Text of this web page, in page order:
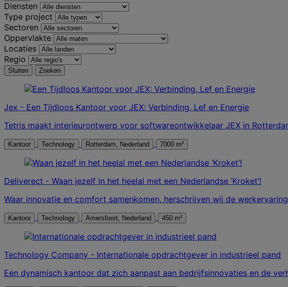
Diensten
Type project
Sectoren
Oppervlakte
Locaties
Regio
Sluiten Zoeken
Jex - Een Tijdloos Kantoor voor JEX: Verbinding, Lef en Energie
Tetris maakt interieurontwerp voor softwareontwikkelaar JEX in
Kantoor Technology Rotterdam, Nederland 7000 m²
Deliverect - Waan jezelf in het heelal met een Nederlandse ‘Kroket’!
Waar innovatie en comfort samenkomen, herschrijven wij de
Kantoor Technology Amersfoort, Nederland 450 m²
Technology Company - Internationale opdrachtgever in industrieel pand
Een dynamisch kantoor dat zich aanpast aan bedrijfsinnovaties en de